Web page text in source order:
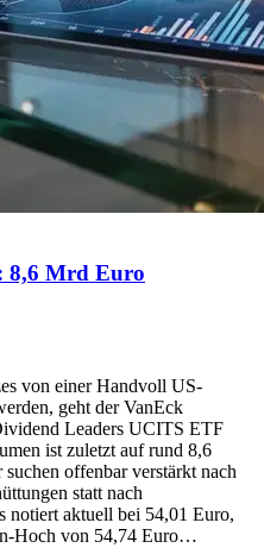
8,6 Mrd Euro
von einer Handvoll US-
geht der VanEck
Leaders UCITS ETF
ist zuletzt auf rund 8,6
offenbar verstärkt nach
statt nach
notiert aktuell bei 54,01 Euro,
Hoch von 54,74 Euro…